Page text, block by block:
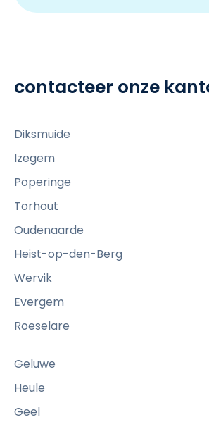
contacteer onze
Diksmuide
Izegem
Poperinge
Torhout
Oudenaarde
Heist-op-den-Berg
Wervik
Evergem
Roeselare
Geluwe
Heule
Geel